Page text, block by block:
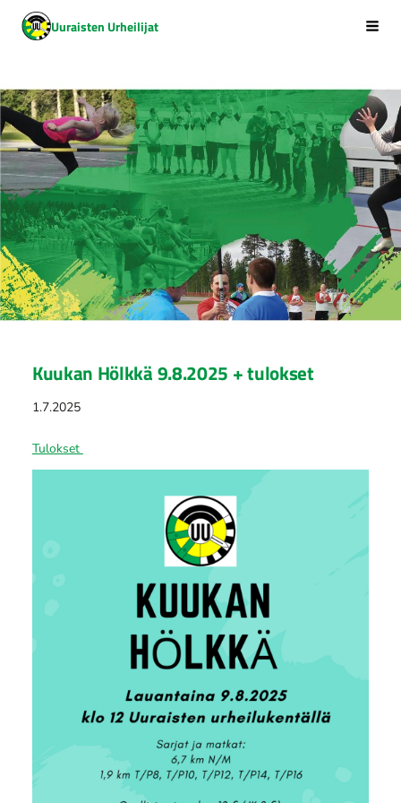
Siirry
sivun
Uuraisten Urheilijat
Kuukan Hölkkä 9.8.2025 + tulokset
1.7.2025
Tulokset